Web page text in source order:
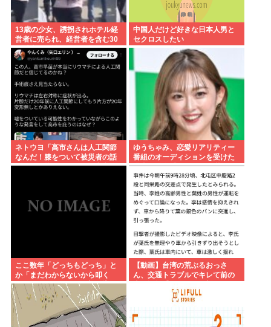
13歳の少女、誘拐されホテル経
営者に売られ、経営者を含む30
人以上から性的暴行。怒った群
集が折檻(動画有)。ホテルはブル
ドーザーで撤去
中国人だけど好きな日本人男と
セクロスしたい
ネトウヨ「高市さんは人工関節
なんだ！膝をついて被災者の話
聞くとか拷問だろ！」⇒高市の
ゆうちゃみ、恋愛リアリティー
番組のオーディションを受けた
過去を激白「10回くらい落ちて
るんです」
ここ数年「どっちもどっち」と
か「まだわからないから叩く
な」とかゆうチキン野郎が増え
たけどどっから来たの？(´・ω・
`)
【動画】台湾の荒ぶるおっさ
ん、交通トラブルでキレて前の
るも壮絶な返り討ちにあう